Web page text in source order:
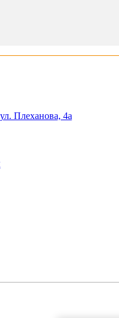
Плеханова, 4а